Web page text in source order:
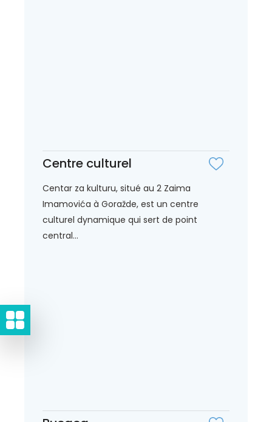
Centre culturel
Centar za kulturu, situé au 2 Zaima
Imamovića à Goražde, est un centre
culturel dynamique qui sert de point
central...